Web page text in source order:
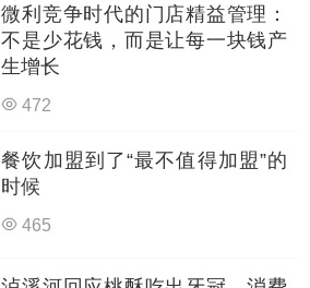
微利竞争时代的门店精益管理：
不是少花钱，而是让每一块钱产
生增长
472
餐饮加盟到了“最不值得加盟”的
时候
465